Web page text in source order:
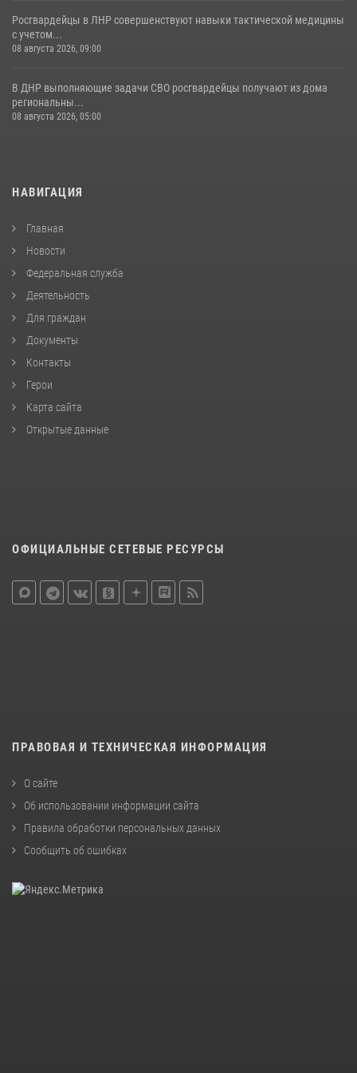
Росгвардейцы в ЛНР совершенствуют навыки тактической медицины
с учетом...
08 августа 2026, 09:00
В ДНР выполняющие задачи СВО росгвардейцы получают из дома
региональны...
08 августа 2026, 05:00
НАВИГАЦИЯ
Главная
Новости
Федеральная служба
Деятельность
Для граждан
Документы
Контакты
Герои
Карта сайта
Открытые данные
ОФИЦИАЛЬНЫЕ СЕТЕВЫЕ РЕСУРСЫ
ПРАВОВАЯ И ТЕХНИЧЕСКАЯ ИНФОРМАЦИЯ
О сайте
Об использовании информации сайта
Правила обработки персональных данных
Сообщить об ошибках